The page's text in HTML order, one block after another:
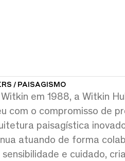
/ PAISAGISMO
em 1988, a Witkin
com o compromisso de
paisagística
atuando de forma
e cuidado,